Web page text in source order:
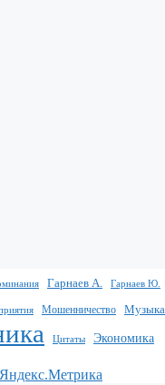
Гарнаев А. Гарнаев Ю.
Мошенничество Музыка
Цитаты Экономика